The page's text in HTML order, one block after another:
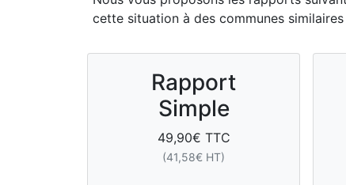
cette situation à des communes
Rapport
Simple
49,90€ TTC
(41,58€ HT)